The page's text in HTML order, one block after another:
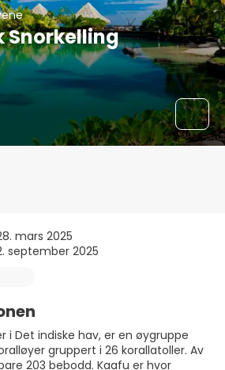
Snorkelling
mars 2025
september 2025
i Det indiske hav, er en øygruppe
gruppert i 26 korallatoller. Av
203 bebodd. Kaafu er hvor